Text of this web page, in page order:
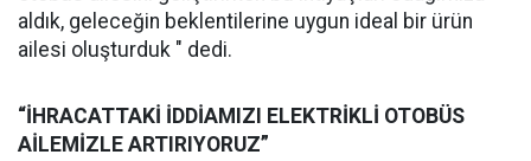
aldık, geleceğin beklentilerine uygun ideal bir ürün
ailesi oluşturduk " dedi.
“İHRACATTAKİ İDDİAMIZI ELEKTRİKLİ OTOBÜS
AİLEMİZLE ARTIRIYORUZ”